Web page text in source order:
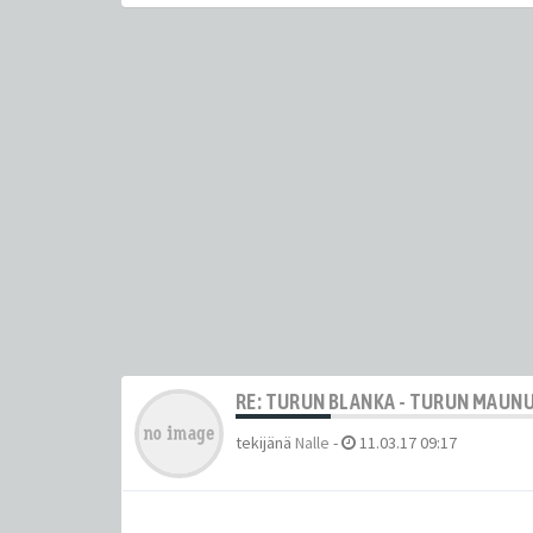
RE: TURUN BLANKA - TURUN
tekijänä Nalle - 11.03.17 09:17